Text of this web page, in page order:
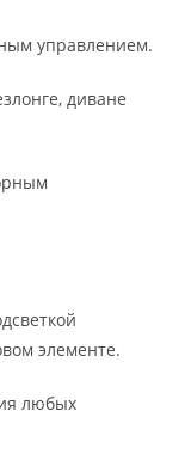
управлением.
диване
элементе.
любых